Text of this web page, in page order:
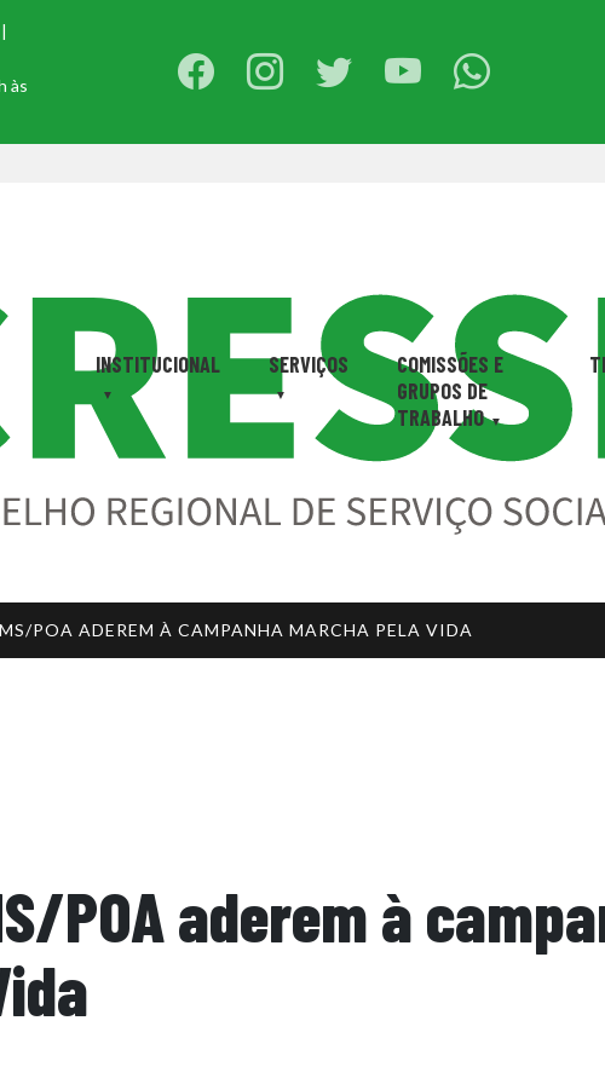
às
INSTITUCIONAL SERVIÇOS
COMISSÕES E
GRUPOS DE
TRABALHO
POA ADEREM À CAMPANHA MARCHA PELA VIDA
POA aderem à